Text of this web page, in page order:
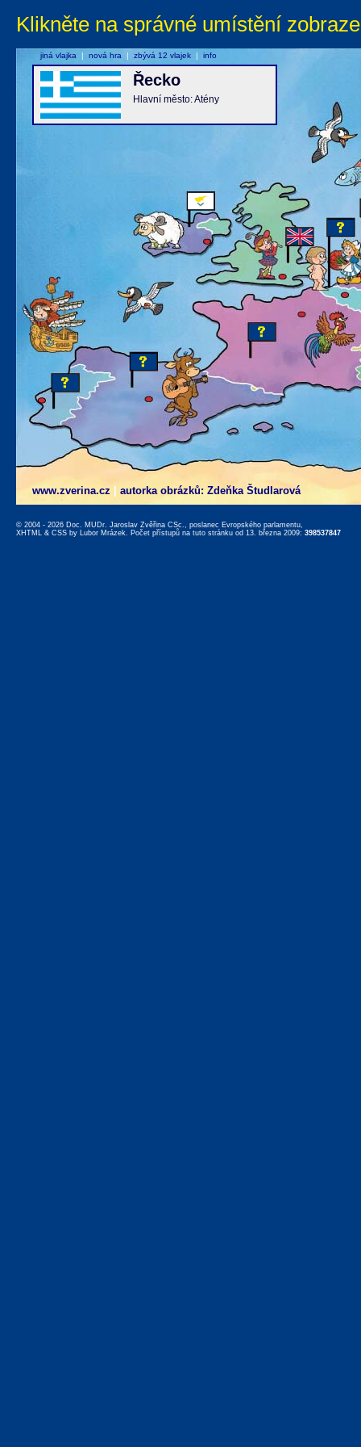
Klikněte na správné umístění
www.zverina.cz autorka obrázků: Zdeňka Študlarová
Řecko
Hlavní město: Atény
jiná vlajka | nová hra | zbývá 12 vlajek | info
© 2004 - 2026 Doc. MUDr. Jaroslav Zvěřina CSc., poslanec Evropského parlamentu,
XHTML & CSS by Lubor Mrázek. Počet přístupů na tuto stránku od 13. března 2009: 398537847